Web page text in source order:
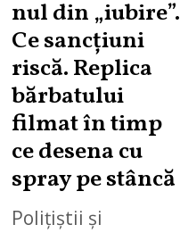
,
nul din „iubire”.
Ce sancțiuni
riscă. Replica
bărbatului
filmat în timp
ce desena cu
spray pe stâncă
Polițiștii și